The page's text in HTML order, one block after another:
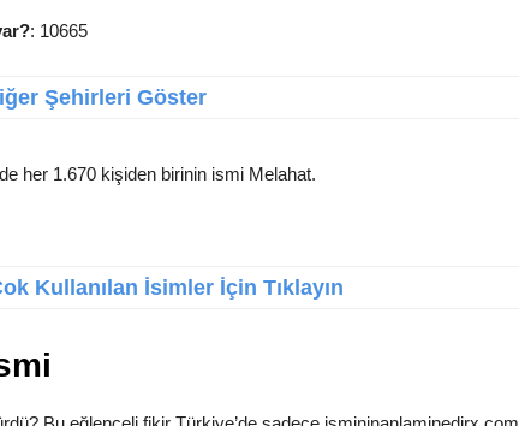
: 10665
Şehirleri Göster
her 1.670 kişiden birinin ismi Melahat.
Kullanılan İsimler İçin Tıklayın